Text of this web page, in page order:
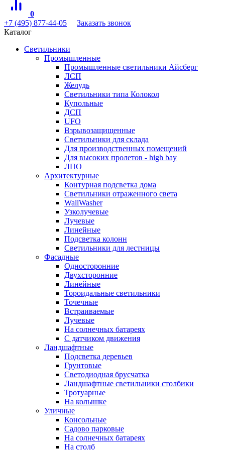
0
+7 (495) 877-44-05
Заказать звонок
Каталог
Светильники
Промышленные
Промышленные светильники Айсберг
ЛСП
Желудь
Светильники типа Колокол
Купольные
ДСП
UFO
Взрывозащищенные
Светильники для склада
Для производственных помещений
Для высоких пролетов - high bay
ЛПО
Архитектурные
Контурная подсветка дома
Светильники отраженного света
WallWasher
Узколучевые
Лучевые
Линейные
Подсветка колонн
Светильники для лестницы
Фасадные
Односторонние
Двухсторонние
Линейные
Тороидальные светильники
Точечные
Встраиваемые
Лучевые
На солнечных батареях
С датчиком движения
Ландшафтные
Подсветка деревьев
Грунтовые
Светодиодная брусчатка
Ландшафтные светильники столбики
Тротуарные
На колышке
Уличные
Консольные
Садово парковые
На солнечных батареях
На столб